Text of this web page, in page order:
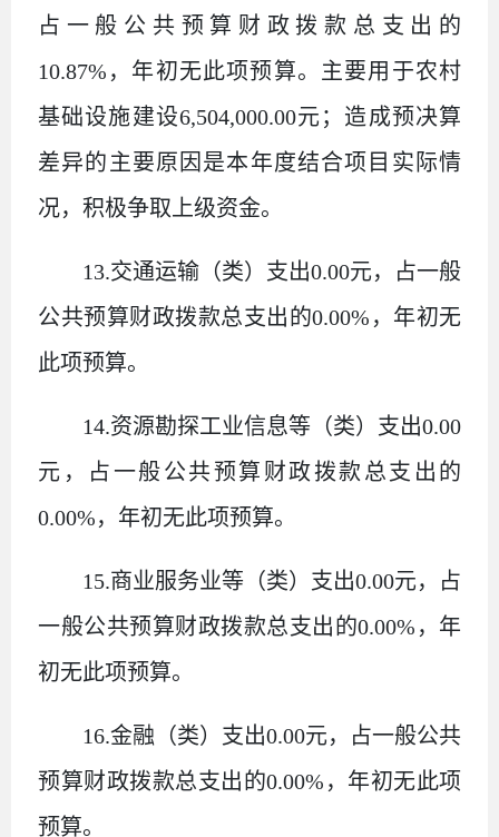
占一般公共预算财政拨款总支出的
10.87% ， 年初无此项预算。主要用于农村
基础设施建设6,504,000.00元；造成预决算
差异的主要原因是本年度结合项目实际情
况，积极争取上级资金。
13.交通运输（类）支出0.00元，占一般
公共预算财政拨款总支出的0.00% ，年初无
此项预算。
14.资源勘探工业信息等（类）支出0.00
元，占一般公共预算财政拨款总支出的
0.00%，年初无此项预算。
15.商业服务业等（类）支出0.00元，占
一般公共预算财政拨款总支出的0.00% ，年
初无此项预算。
16.金融（类）支出0.00元，占一般公共
预算财政拨款总支出的0.00% ，年初无此项
预算。